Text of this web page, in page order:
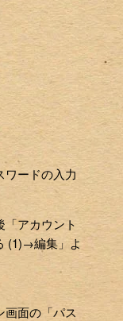
ワードの入力
「アカウント
(1)→編集」よ
画面の「パス